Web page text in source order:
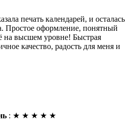
печать календарей, и осталась
Простое оформление, понятный
на высшем уровне! Быстрая
качество, радость для меня и
: ★ ★ ★ ★ ★